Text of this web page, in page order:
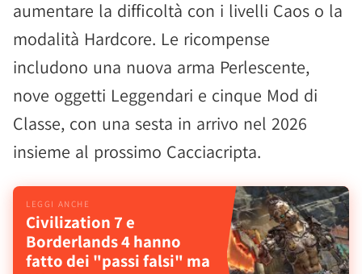
aumentare la difficoltà con i livelli Caos o la
modalità Hardcore. Le ricompense
includono una nuova arma Perlescente,
nove oggetti Leggendari e cinque Mod di
Classe, con una sesta in arrivo nel 2026
insieme al prossimo Cacciacripta.
Civilization 7 e
Borderlands 4 hanno
fatto dei "passi falsi" ma